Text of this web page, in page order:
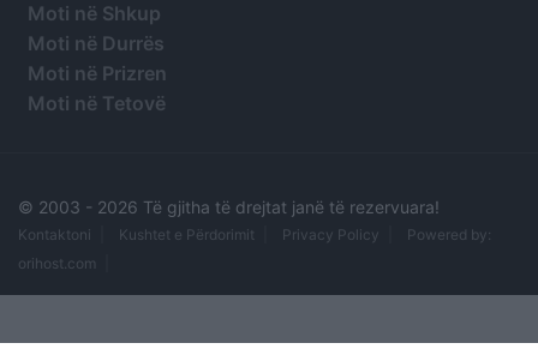
Moti në Shkup
Moti në Durrës
Moti në Prizren
Moti në Tetovë
© 2003 - 2026 Të gjitha të drejtat janë të rezervuara!
Kontaktoni Kushtet e Përdorimit Privacy Policy
Powered by:
orihost.com